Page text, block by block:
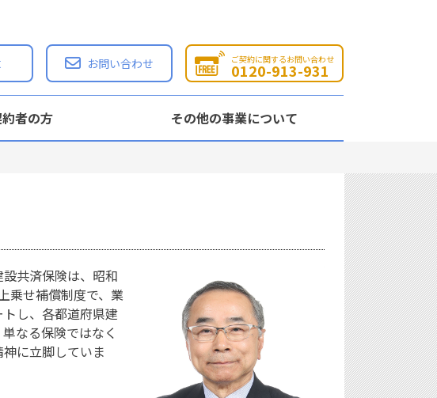
お問い合わせ ご契約に関するお問い合わせ
0120-913-931
者の方 その他の事業について
共済保険は、昭和
乗せ補償制度で、業
し、各都道府県建
なる保険ではなく
に立脚していま